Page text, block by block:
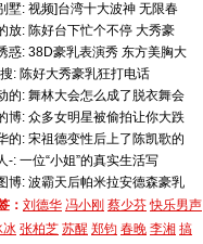
墅: 视频]台湾十大波神 无限春
放: 陈好台下忙个不停 大秀豪
惑: 38D豪乳表演秀 东方美胸大
: 陈好大秀豪乳狂打电话
的: 舞林大会怎么成了脱衣舞会
博: 众多女明星被偷拍让你大跌
的: 宋祖德变性后上了陈凯歌的
-: 一位“小姐”的真实生活写
博: 波霸天后帕米拉安德森豪乳
： 刘德华 冯小刚 蔡少芬 快乐男声
冰 张柏芝 苏醒 郑钧 春晚 李湘 搞